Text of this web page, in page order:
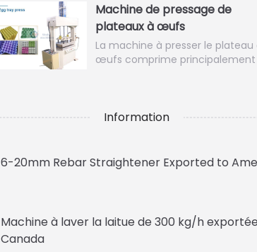
Machine de pressage de
plateaux à œufs
La machine à presser le plateau
œufs comprime principalement
Information
6-20mm Rebar Straightener Exported to
Machine à laver la laitue de 300 kg/h
Canada